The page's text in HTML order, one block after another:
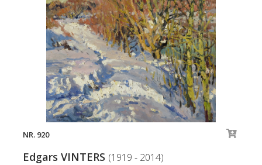
NR. 920
Edgars VINTERS (1919 - 2014)